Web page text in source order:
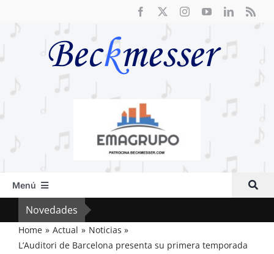
Menú
Inicio
Actual
Artículos
Novedades
Home Actual
Noticias
L’Auditori de Barcelona presenta su primera temporada